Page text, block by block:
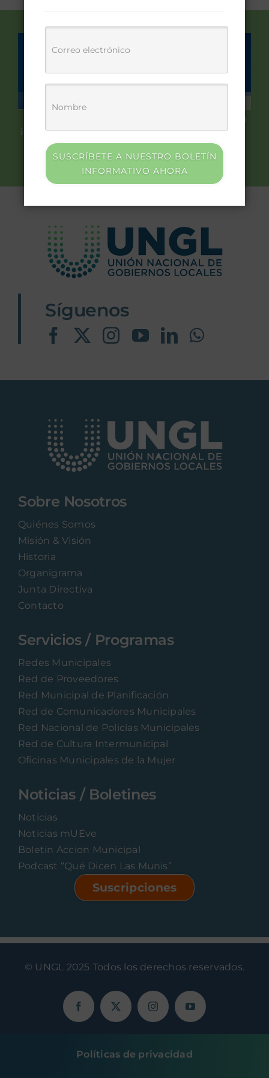
intendente liderarán
la UNGL
conformación de su
Consejo Directivo
Síguenos
Sobre Nosotros
Quiénes Somos
Misión & Visión
Historia
Organigrama
Junta Directiva
Contacto
Servicios / Programas
Redes Municipales
Red de Proveedores
Red Municipal de Planificación
Red de Comunicadores Municipales
Red Nacional de Policías Municipales
Red de Cultura Intermunicipal
Oficinas Municipales de la Mujer
Noticias / Boletines
Noticias
Noticias mUEve
Boletin Accion Municipal
Podcast “Qué Dicen Las Munis”
Suscripciones
© UNGL 2025 Todos los derechos reservados.
Políticas de privacidad
SUSCRÍBETE A NUESTRO BOLETÍN
INFORMATIVO AHORA